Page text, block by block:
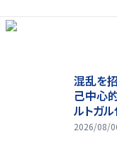
混乱を
己中心
ルトガ
べきだ」
2026/08/